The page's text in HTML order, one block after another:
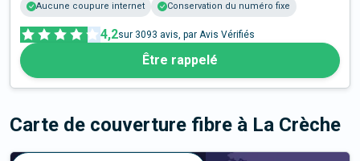
Aucune coupure internet
Conservation du numéro fixe
4,2sur 3093 avis, par Avis Vérifiés
Être rappelé
Carte de couverture fibre à La Crèche